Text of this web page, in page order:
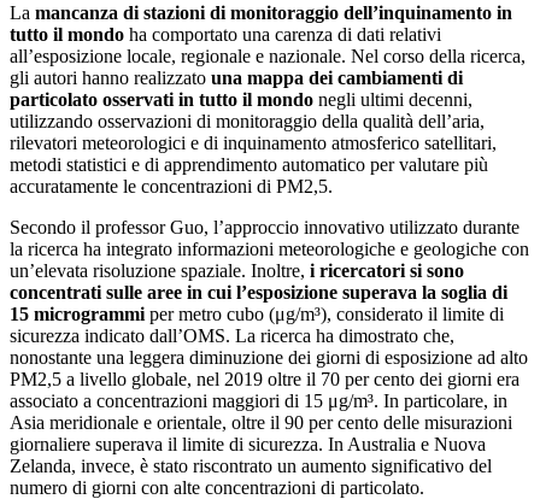
La mancanza di stazioni di monitoraggio dell’inquinamento in
tutto il mondo ha comportato una carenza di dati relativi
all’esposizione locale, regionale e nazionale. Nel corso della ricerca,
gli autori hanno realizzato una mappa dei cambiamenti di
particolato osservati in tutto il mondo negli ultimi decenni,
utilizzando osservazioni di monitoraggio della qualità dell’aria,
rilevatori meteorologici e di inquinamento atmosferico satellitari,
metodi statistici e di apprendimento automatico per valutare più
accuratamente le concentrazioni di PM2,5.
Secondo il professor Guo, l’approccio innovativo utilizzato durante
la ricerca ha integrato informazioni meteorologiche e geologiche con
un’elevata risoluzione spaziale. Inoltre, i ricercatori si sono
concentrati sulle aree in cui l’esposizione superava la soglia di
15 microgrammi per metro cubo (μg/m³), considerato il limite di
sicurezza indicato dall’OMS. La ricerca ha dimostrato che,
nonostante una leggera diminuzione dei giorni di esposizione ad alto
PM2,5 a livello globale, nel 2019 oltre il 70 per cento dei giorni era
associato a concentrazioni maggiori di 15 μg/m³. In particolare, in
Asia meridionale e orientale, oltre il 90 per cento delle misurazioni
giornaliere superava il limite di sicurezza. In Australia e Nuova
Zelanda, invece, è stato riscontrato un aumento significativo del
numero di giorni con alte concentrazioni di particolato.